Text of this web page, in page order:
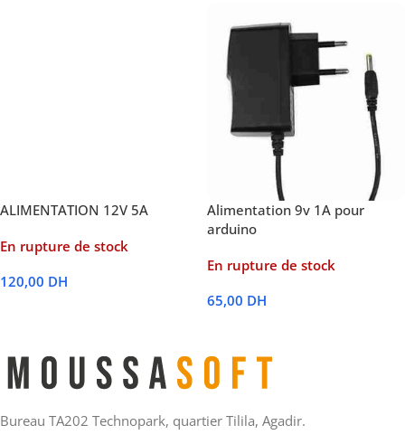
ALIMENTATION 12V 5A
En rupture de stock
120,00 DH
Alimentation 9v 1A pour
arduino
En rupture de stock
65,00 DH
Bureau TA202 Technopark, quartier Tilila, Agadir.